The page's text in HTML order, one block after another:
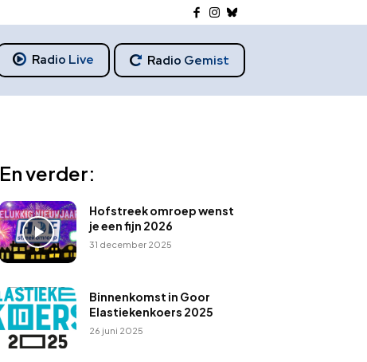
Radio Live Radio Gemist
En verder:
Hofstreek omroep wenst
je een fijn 2026
31 december 2025
Binnenkomst in Goor
Elastiekenkoers 2025
26 juni 2025